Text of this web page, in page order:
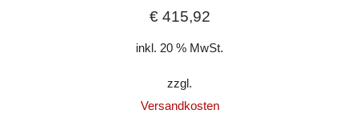
€415,92
inkl. 20 % MwSt.
zzgl.
Versandkosten